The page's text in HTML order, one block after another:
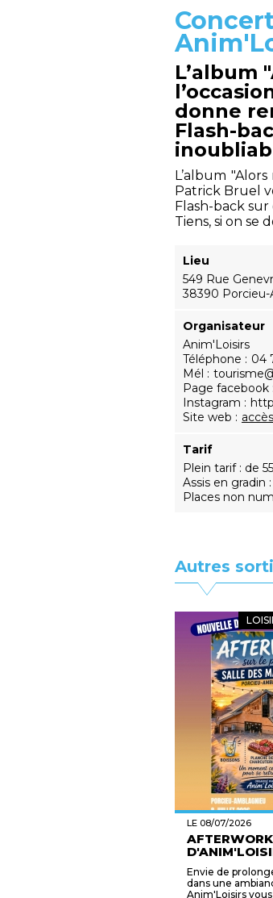
L’album
donne
Flash-
L’album
Patrick Bruel
Flash-back
Tiens, si on se
Lieu
549 Rue
38390
Organisateur
Anim'Loisirs
Téléphone
04
Mél
Page facebook
Instagram
Site web
accès
Tarif
Plein tarif : de
Assis en gradin
Places non
Autres
LE 08/07/2026
AFTERWORK
PORCIEU-...
Envie de
dans une
Anim'Loisirs